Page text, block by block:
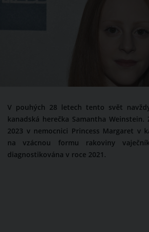
V pouhých 28 letech tento svět
kanadská herečka Samantha Weinstein.
2023 v nemocnici Princess Margaret v
na vzácnou formu rakoviny
diagnostikována v roce 2021.